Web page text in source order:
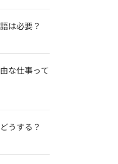
は必要？
な仕事って
うする？